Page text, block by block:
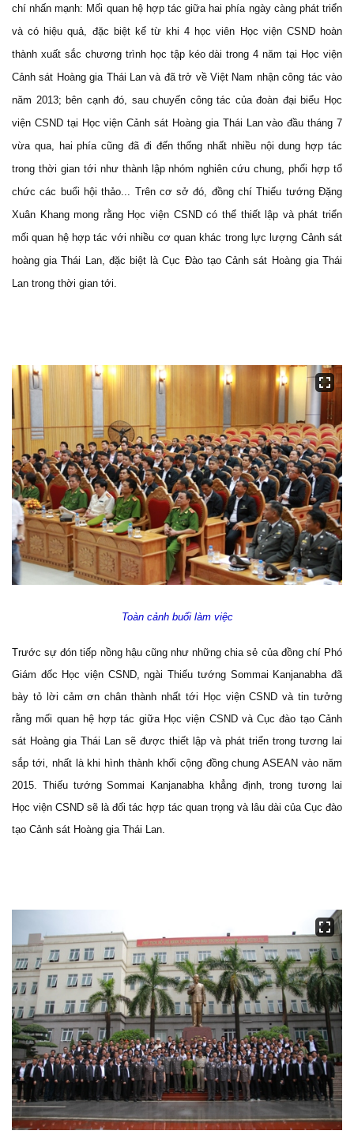
chí nhấn mạnh: Mối quan hệ hợp tác giữa hai phía ngày càng phát triển
và có hiệu quả, đặc biệt kể từ khi 4 học viên Học viện CSND hoàn
thành xuất sắc chương trình học tập kéo dài trong 4 năm tại Học viện
Cảnh sát Hoàng gia Thái Lan và đã trở về Việt Nam nhận công tác vào
năm 2013; bên cạnh đó, sau chuyến công tác của đoàn đại biểu Học
viện CSND tại Học viện Cảnh sát Hoàng gia Thái Lan vào đầu tháng 7
vừa qua, hai phía cũng đã đi đến thống nhất nhiều nội dung hợp tác
trong thời gian tới như thành lập nhóm nghiên cứu chung, phối hợp tổ
chức các buổi hội thảo... Trên cơ sở đó, đồng chí Thiếu tướng Đặng
Xuân Khang mong rằng Học viện CSND có thể thiết lập và phát triển
mối quan hệ hợp tác với nhiều cơ quan khác trong lực lượng Cảnh sát
hoàng gia Thái Lan, đặc biệt là Cục Đào tạo Cảnh sát Hoàng gia Thái
Lan trong thời gian tới.
Toàn cảnh buổi làm việc
Trước sự đón tiếp nồng hậu cũng như những chia sẻ của đồng chí Phó
Giám đốc Học viện CSND, ngài Thiếu tướng Sommai Kanjanabha đã
bày tỏ lời cảm ơn chân thành nhất tới Học viện CSND và tin tưởng
rằng mối quan hệ hợp tác giữa Học viện CSND và Cục đào tạo Cảnh
sát Hoàng gia Thái Lan sẽ được thiết lập và phát triển trong tương lai
sắp tới, nhất là khi hình thành khối cộng đồng chung ASEAN vào năm
2015. Thiếu tướng Sommai Kanjanabha khẳng định, trong tương lai
Học viện CSND sẽ là đối tác hợp tác quan trọng và lâu dài của Cục đào
tạo Cảnh sát Hoàng gia Thái Lan.